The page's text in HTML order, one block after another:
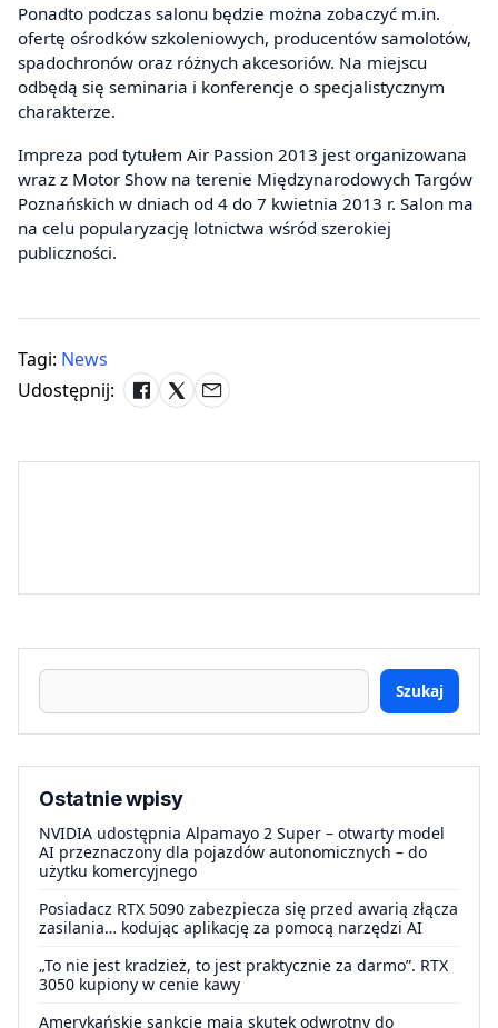
Ponadto podczas salonu będzie można zobaczyć m.in.
ofertę ośrodków szkoleniowych, producentów samolotów,
spadochronów oraz różnych akcesoriów. Na miejscu
odbędą się seminaria i konferencje o specjalistycznym
charakterze.
Impreza pod tytułem Air Passion 2013 jest organizowana
wraz z Motor Show na terenie Międzynarodowych Targów
Poznańskich w dniach od 4 do 7 kwietnia 2013 r. Salon ma
na celu popularyzację lotnictwa wśród szerokiej
publiczności.
Tagi: News
Udostępnij:
Szukaj
Ostatnie wpisy
NVIDIA udostępnia Alpamayo 2 Super – otwarty model
AI przeznaczony dla pojazdów autonomicznych – do
użytku komercyjnego
Posiadacz RTX 5090 zabezpiecza się przed awarią złącza
zasilania… kodując aplikację za pomocą narzędzi AI
„To nie jest kradzież, to jest praktycznie za darmo”. RTX
3050 kupiony w cenie kawy
Amerykańskie sankcje mają skutek odwrotny do